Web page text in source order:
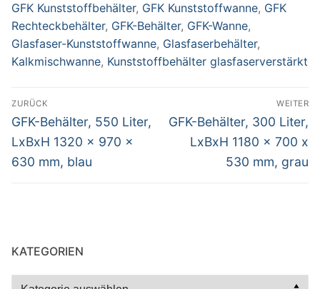
GFK Kunststoffbehälter, GFK Kunststoffwanne, GFK
Rechteckbehälter, GFK-Behälter, GFK-Wanne,
Glasfaser-Kunststoffwanne, Glasfaserbehälter,
Kalkmischwanne, Kunststoffbehälter glasfaserverstärkt
Beitragsnavigation
ZURÜCK
Vorheriger
Beitrag:
GFK-Behälter, 550 Liter,
LxBxH 1320 x 970 x
630 mm, blau
WEITER
Nächster
Beitrag:
GFK-Behälter, 300 Liter,
LxBxH 1180 x 700 x
530 mm, grau
KATEGORIEN
Kategorien